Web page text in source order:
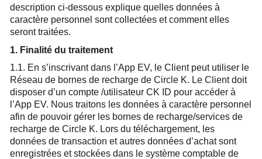
description ci-dessous explique quelles données à
caractère personnel sont collectées et comment elles
seront traitées.
1. Finalité du traitement
1.1. En s’inscrivant dans l’App EV, le Client peut utiliser le
Réseau de bornes de recharge de Circle K. Le Client doit
disposer d’un compte /utilisateur CK ID pour accéder à
l’App EV. Nous traitons les données à caractère personnel
afin de pouvoir gérer les bornes de recharge/services de
recharge de Circle K. Lors du téléchargement, les
données de transaction et autres données d’achat sont
enregistrées et stockées dans le système comptable de